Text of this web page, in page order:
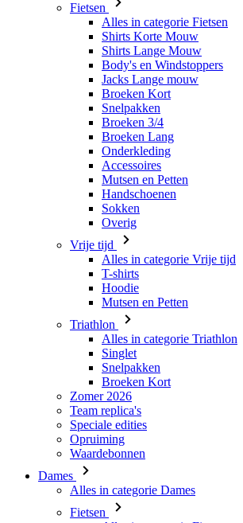
Fietsen
Alles in categorie Fietsen
Shirts Korte Mouw
Shirts Lange Mouw
Body's en Windstoppers
Jacks Lange mouw
Broeken Kort
Snelpakken
Broeken 3/4
Broeken Lang
Onderkleding
Accessoires
Mutsen en Petten
Handschoenen
Sokken
Overig
Vrije tijd
Alles in categorie Vrije tijd
T-shirts
Hoodie
Mutsen en Petten
Triathlon
Alles in categorie Triathlon
Singlet
Snelpakken
Broeken Kort
Zomer 2026
Team replica's
Speciale edities
Opruiming
Waardebonnen
Dames
Alles in categorie Dames
Fietsen